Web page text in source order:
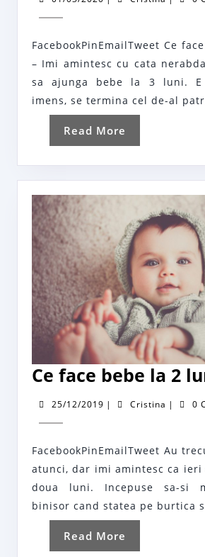
FacebookPinEmailTweet Ce
– Imi amintesc cu cata
sa ajunga bebe la 3 luni. E
imens, se termina cel de-al
Read More
More
Ce face bebe la 2
25/12/2019 25/12/2019
| Cristina Cristina
| 0
FacebookPinEmailTweet Au
atunci, dar imi amintesc ca
doua luni. Incepuse sa-si
binisor cand statea pe burtica
Read More
More